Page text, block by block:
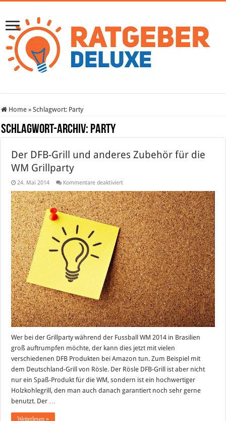
Home » Schlagwort: Party
Schlagwort-Archiv: Party
Der DFB-Grill und anderes Zubehör für die
WM Grillparty
24. Mai 2014 Kommentare deaktiviertfür
DFB-
Grill
und
anderes
Zubehör
für
die
WM
Grillparty
Wer bei der Grillparty während der Fussball WM 2014 in Brasilien
groß auftrumpfen möchte, der kann dies jetzt mit vielen
verschiedenen DFB Produkten bei Amazon tun. Zum Beispiel mit
dem Deutschland-Grill von Rösle. Der Rösle DFB-Grill ist aber nicht
nur ein Spaß-Produkt für die WM, sondern ist ein hochwertiger
Holzkohlegrill, den man auch danach garantiert noch sehr gerne
benutzt. Der …
Weiterlesen »